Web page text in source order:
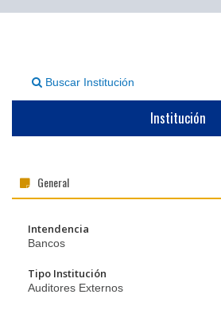
Buscar Institución
Institución
General
Intendencia
Bancos
Tipo Institución
Auditores Externos